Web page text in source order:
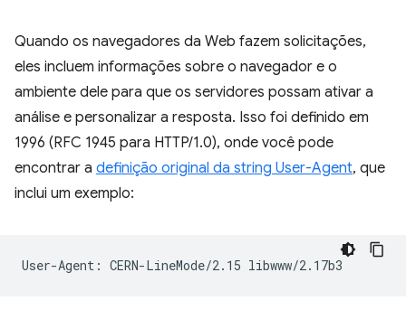
Quando os navegadores da Web fazem solicitações,
eles incluem informações sobre o navegador e o
ambiente dele para que os servidores possam ativar a
análise e personalizar a resposta. Isso foi definido em
1996 (RFC 1945 para HTTP/1.0), onde você pode
encontrar a definição original da string User-Agent, que
inclui um exemplo: